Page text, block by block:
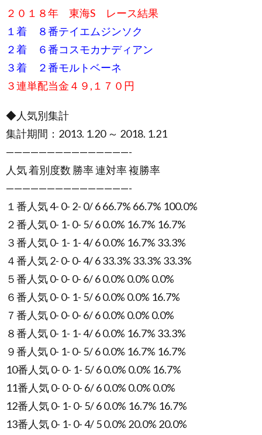
２０１８年 東海S レース結果
１着 ８番テイエムジンソク
２着 ６番コスモカナディアン
３着 ２番モルトベーネ
３連単配当金４９,１７０円
◆人気別集計
集計期間：2013. 1.20 ～ 2018. 1.21
———————————————-
人気 着別度数 勝率 連対率 複勝率
———————————————-
１番人気 4- 0- 2- 0/ 6 66.7% 66.7% 100.0%
２番人気 0- 1- 0- 5/ 6 0.0% 16.7% 16.7%
３番人気 0- 1- 1- 4/ 6 0.0% 16.7% 33.3%
４番人気 2- 0- 0- 4/ 6 33.3% 33.3% 33.3%
５番人気 0- 0- 0- 6/ 6 0.0% 0.0% 0.0%
６番人気 0- 0- 1- 5/ 6 0.0% 0.0% 16.7%
７番人気 0- 0- 0- 6/ 6 0.0% 0.0% 0.0%
８番人気 0- 1- 1- 4/ 6 0.0% 16.7% 33.3%
９番人気 0- 1- 0- 5/ 6 0.0% 16.7% 16.7%
10番人気 0- 0- 1- 5/ 6 0.0% 0.0% 16.7%
11番人気 0- 0- 0- 6/ 6 0.0% 0.0% 0.0%
12番人気 0- 1- 0- 5/ 6 0.0% 16.7% 16.7%
13番人気 0- 1- 0- 4/ 5 0.0% 20.0% 20.0%